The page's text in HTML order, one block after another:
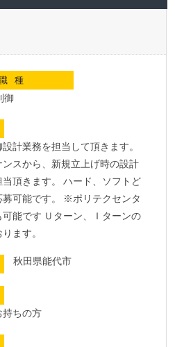
種
御
計業務を担当して頂きます。
スから、新規立上げ時の設計
頂きます。 ハード、ソフトど
可能です。 ※ポリテクセンタ
能です Ｕターン、Ｉターンの
ます。
秋田県能代市
持ちの方